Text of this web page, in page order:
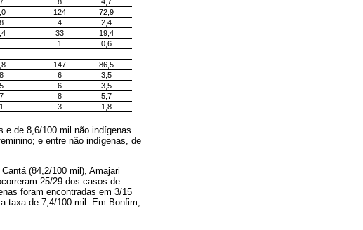
124
72,9
4
2,4
33
19,4
1
0,6
147
86,5
6
3,5
6
3,5
8
5,7
3 1,8
e de 8,6/100 mil não indígenas.
e entre não indígenas, de
(84,2/100 mil), Amajari
25/29 dos casos de
foram encontradas em 3/15
taxa de 7,4/100 mil. Em Bonfim,